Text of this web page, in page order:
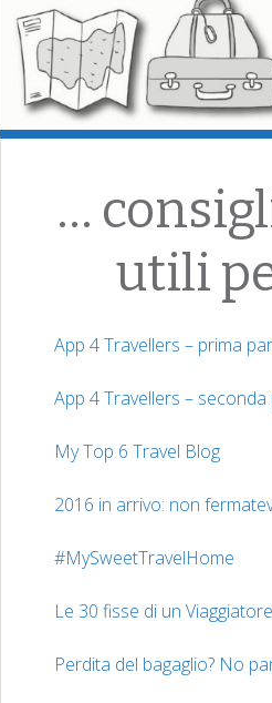
…
utili
App 4 Travellers – prima
App 4 Travellers –
My Top 6 Travel Blog
2016 in arrivo: non
#MySweetTravelHome
Le 30 fisse di un Viaggiatore
Perdita del bagaglio? No